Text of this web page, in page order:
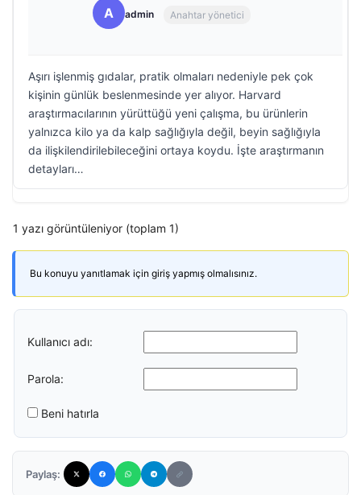
A admin Anahtar yönetici
Aşırı işlenmiş gıdalar, pratik olmaları nedeniyle pek çok
kişinin günlük beslenmesinde yer alıyor. Harvard
araştırmacılarının yürüttüğü yeni çalışma, bu ürünlerin
yalnızca kilo ya da kalp sağlığıyla değil, beyin sağlığıyla
da ilişkilendirilebileceğini ortaya koydu. İşte araştırmanın
detayları…
1 yazı görüntüleniyor (toplam 1)
Bu konuyu yanıtlamak için giriş yapmış olmalısınız.
Kullanıcı adı:
Parola:
Beni hatırla
Paylaş: